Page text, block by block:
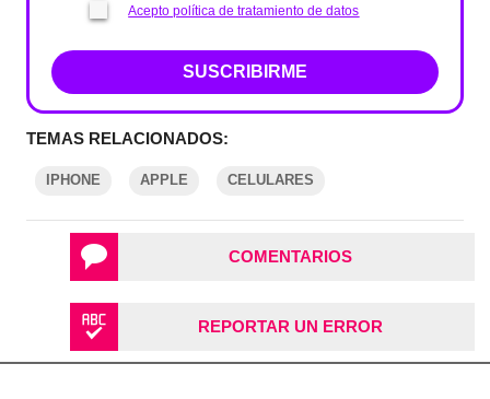
Acepto política de tratamiento de datos
SUSCRIBIRME
TEMAS RELACIONADOS:
IPHONE APPLE CELULARES
COMENTARIOS
REPORTAR UN ERROR